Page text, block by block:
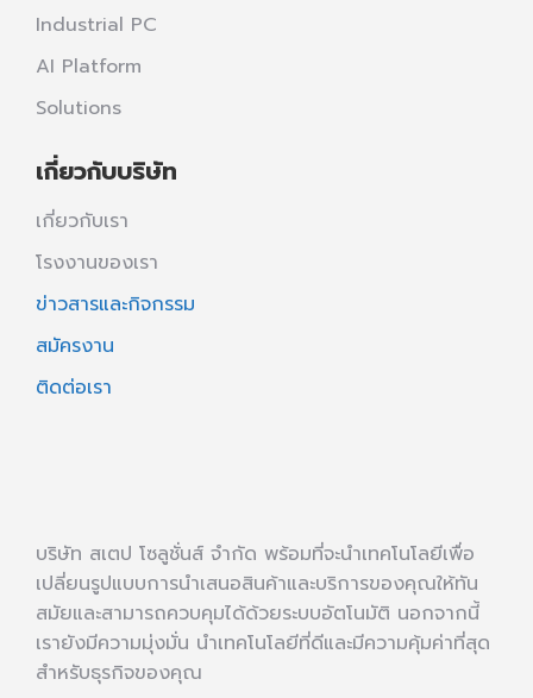
Industrial PC
AI Platform
Solutions
เกี่ยวกับบริษัท
เกี่ยวกับเรา
โรงงานของเรา
ข่าวสารและกิจกรรม
สมัครงาน
ติดต่อเรา
บริษัท สเตป โซลูชั่นส์ จำกัด พร้อมที่จะนำเทคโนโลยีเพื่อ
เปลี่ยนรูปแบบการนำเสนอสินค้าและบริการของคุณให้ทัน
สมัยและสามารถควบคุมได้ด้วยระบบอัตโนมัติ นอกจากนี้
เรายังมีความมุ่งมั่น นำเทคโนโลยีที่ดีและมีความคุ้มค่าที่สุด
สำหรับธุรกิจของคุณ